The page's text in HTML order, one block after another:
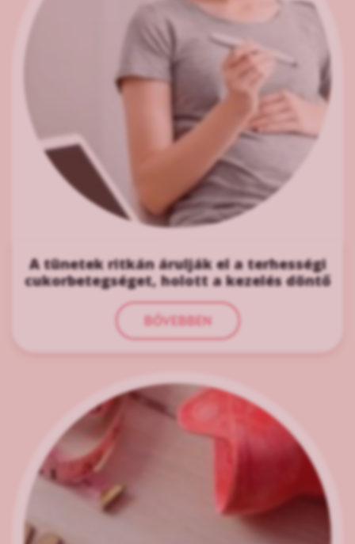
A tünetek ritkán árulják el a terhességi
cukorbetegséget, holott a kezelés döntő
BŐVEBBEN